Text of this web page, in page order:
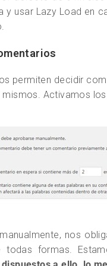
y usar Lazy Load en
permiten decidir
Activamos
nos
todas formas.